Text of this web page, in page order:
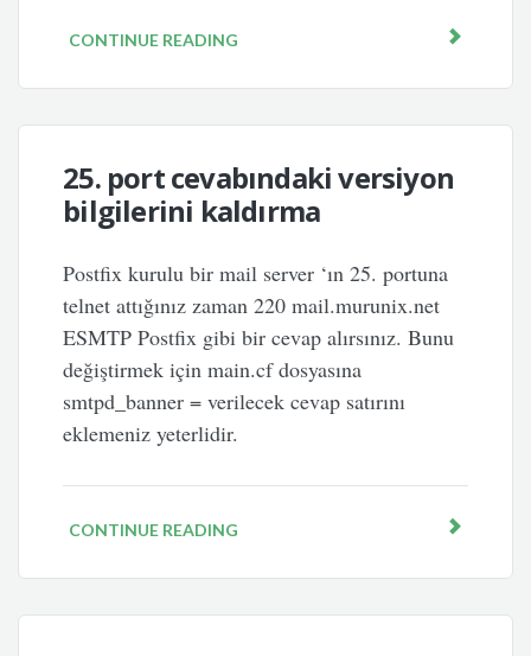
CONTINUE READING
25. port cevabındaki versiyon
bilgilerini kaldırma
Postfix kurulu bir mail server ‘ın 25. portuna
telnet attığınız zaman 220 mail.murunix.net
ESMTP Postfix gibi bir cevap alırsınız. Bunu
değiştirmek için main.cf dosyasına
smtpd_banner = verilecek cevap satırını
eklemeniz yeterlidir.
CONTINUE READING